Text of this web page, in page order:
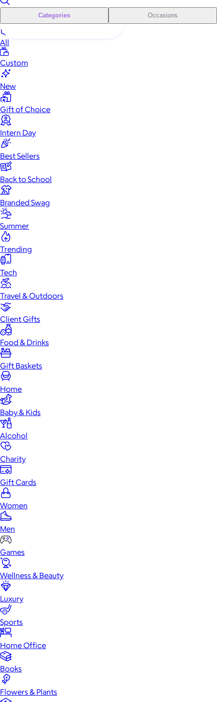
Categories Occasions
All
Custom
New
Gift of Choice
Intern Day
Best Sellers
Back to School
Branded Swag
Summer
Trending
Tech
Travel & Outdoors
Client Gifts
Food & Drinks
Gift Baskets
Home
Baby & Kids
Alcohol
Charity
Gift Cards
Women
Men
Games
Wellness & Beauty
Luxury
Sports
Home Office
Books
Flowers & Plants